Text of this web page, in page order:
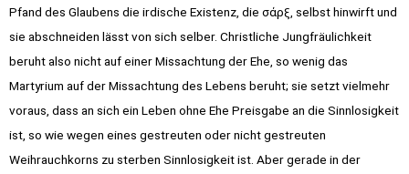
Pfand des Glaubens die irdische Existenz, die σάρξ, selbst hinwirft und
sie abschneiden lässt von sich selber. Christliche Jungfräulichkeit
beruht also nicht auf einer Missachtung der Ehe, so wenig das
Martyrium auf der Missachtung des Lebens beruht; sie setzt vielmehr
voraus, dass an sich ein Leben ohne Ehe Preisgabe an die Sinnlosigkeit
ist, so wie wegen eines gestreuten oder nicht gestreuten
Weihrauchkorns zu sterben Sinnlosigkeit ist. Aber gerade in der